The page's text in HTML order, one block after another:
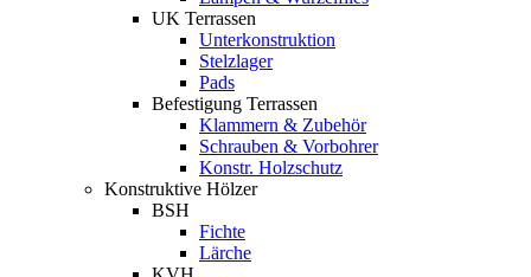
UK Terrassen
Unterkonstruktion
Stelzlager
Pads
Befestigung Terrassen
Klammern & Zubehör
Schrauben & Vorbohrer
Konstr. Holzschutz
Konstruktive Hölzer
BSH
Fichte
Lärche